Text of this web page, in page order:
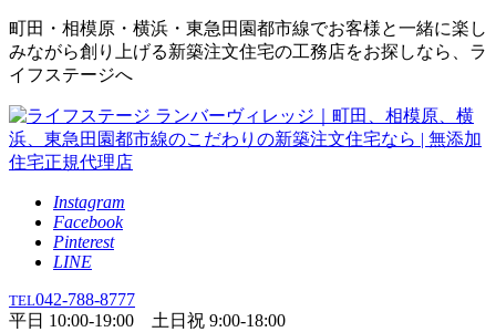
町田・相模原・横浜・東急田園都市線でお客様と一緒に楽し
みながら創り上げる新築注文住宅の工務店をお探しなら、ラ
イフステージへ
Instagram
Facebook
Pinterest
LINE
TEL042-788-8777
平日 10:00-19:00 土日祝 9:00-18:00